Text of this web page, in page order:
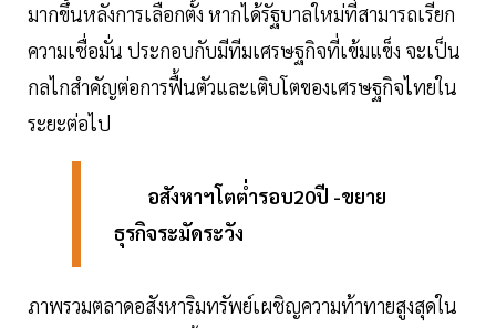
มากขึ้นหลังการเลือกตั้ง หากได้รัฐบาลใหม่ที่สามารถเรียก
ความเชื่อมั่น ประกอบกับมีทีมเศรษฐกิจที่เข้มแข็ง จะเป็น
กลไกสำคัญต่อการฟื้นตัวและเติบโตของเศรษฐกิจไทยใน
ระยะต่อไป
อสังหาฯโตต่ำรอบ20ปี -ขยาย
ธุรกิจระมัดระวัง
ภาพรวมตลาดอสังหาริมทรัพย์เผชิญความท้าทายสูงสุดใน